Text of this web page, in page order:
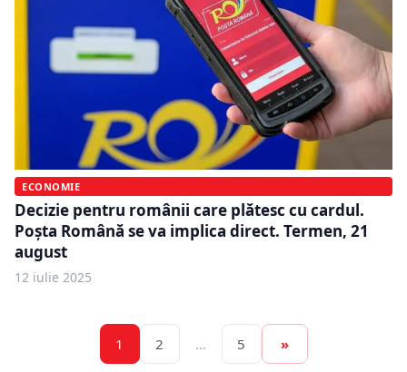
ECONOMIE
Decizie pentru românii care plătesc cu cardul.
Poșta Română se va implica direct. Termen, 21
august
12 iulie 2025
1 2 … 5 »